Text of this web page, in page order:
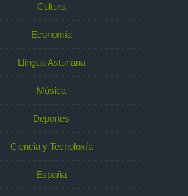
Cultura
Economía
Llingua Asturiana
Música
Deportes
Ciencia y Tecnoloxía
España